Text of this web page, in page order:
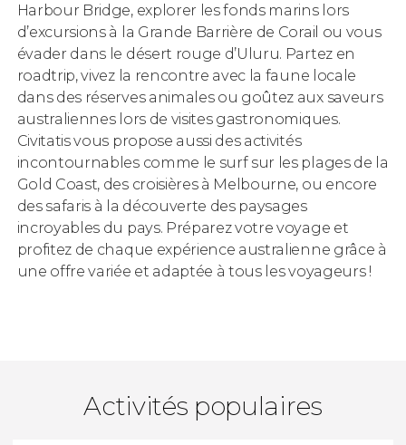
Harbour Bridge, explorer les fonds marins lors
d’excursions à la Grande Barrière de Corail ou vous
évader dans le désert rouge d’Uluru. Partez en
roadtrip, vivez la rencontre avec la faune locale
dans des réserves animales ou goûtez aux saveurs
australiennes lors de visites gastronomiques.
Civitatis vous propose aussi des activités
incontournables comme le surf sur les plages de la
Gold Coast, des croisières à Melbourne, ou encore
des safaris à la découverte des paysages
incroyables du pays. Préparez votre voyage et
profitez de chaque expérience australienne grâce à
une offre variée et adaptée à tous les voyageurs !
Activités populaires